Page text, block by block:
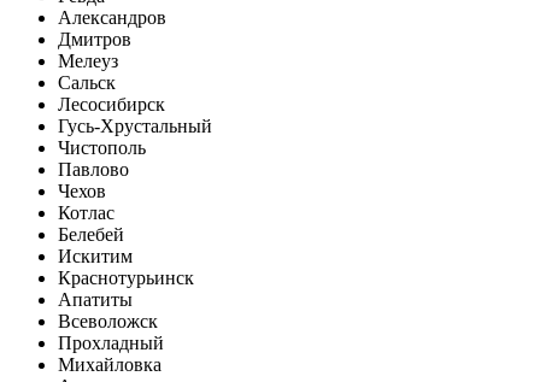
Александров
Дмитров
Мелеуз
Сальск
Лесосибирск
Гусь-Хрустальный
Чистополь
Павлово
Чехов
Котлас
Белебей
Искитим
Краснотурьинск
Апатиты
Всеволожск
Прохладный
Михайловка